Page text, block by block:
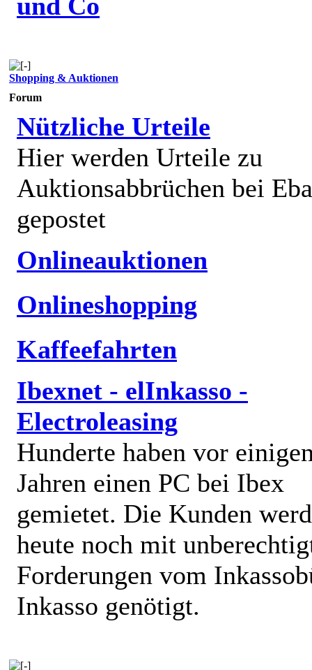
Shopping & Auktionen
Forum
Nützliche Urteile
Hier werden Urteile zu
Auktionsabbrüchen bei
gepostet
Onlineauktionen
Onlineshopping
Kaffeefahrten
Ibexnet - elInkasso -
Electroleasing
Hunderte haben vor
Jahren einen PC bei Ibex
gemietet. Die Kunden
heute noch mit
Forderungen vom
Inkasso genötigt.